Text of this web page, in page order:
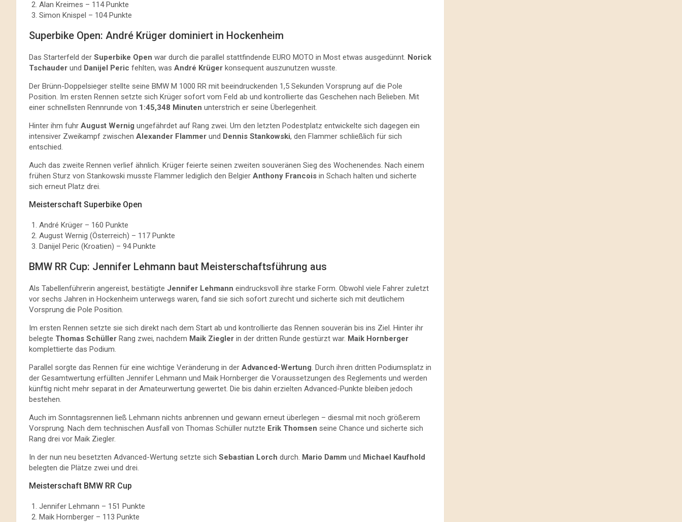
Alan Kreimes – 114 Punkte
Simon Knispel – 104 Punkte
Superbike Open: André Krüger dominiert in Hockenheim
Das Starterfeld der Superbike Open war durch die parallel stattfindende EURO MOTO in Most etwas ausgedünnt. Norick
Tschauder und Danijel Peric fehlten, was André Krüger konsequent auszunutzen wusste.
Der Brünn-Doppelsieger stellte seine BMW M 1000 RR mit beeindruckenden 1,5 Sekunden Vorsprung auf die Pole
Position. Im ersten Rennen setzte sich Krüger sofort vom Feld ab und kontrollierte das Geschehen nach Belieben. Mit
einer schnellsten Rennrunde von 1:45,348 Minuten unterstrich er seine Überlegenheit.
Hinter ihm fuhr August Wernig ungefährdet auf Rang zwei. Um den letzten Podestplatz entwickelte sich dagegen ein
intensiver Zweikampf zwischen Alexander Flammer und Dennis Stankowski, den Flammer schließlich für sich
entschied.
Auch das zweite Rennen verlief ähnlich. Krüger feierte seinen zweiten souveränen Sieg des Wochenendes. Nach einem
frühen Sturz von Stankowski musste Flammer lediglich den Belgier Anthony Francois in Schach halten und sicherte
sich erneut Platz drei.
Meisterschaft Superbike Open
André Krüger – 160 Punkte
August Wernig (Österreich) – 117 Punkte
Danijel Peric (Kroatien) – 94 Punkte
BMW RR Cup: Jennifer Lehmann baut Meisterschaftsführung aus
Als Tabellenführerin angereist, bestätigte Jennifer Lehmann eindrucksvoll ihre starke Form. Obwohl viele Fahrer zuletzt
vor sechs Jahren in Hockenheim unterwegs waren, fand sie sich sofort zurecht und sicherte sich mit deutlichem
Vorsprung die Pole Position.
Im ersten Rennen setzte sie sich direkt nach dem Start ab und kontrollierte das Rennen souverän bis ins Ziel. Hinter ihr
belegte Thomas Schüller Rang zwei, nachdem Maik Ziegler in der dritten Runde gestürzt war. Maik Hornberger
komplettierte das Podium.
Parallel sorgte das Rennen für eine wichtige Veränderung in der Advanced-Wertung . Durch ihren dritten Podiumsplatz in
der Gesamtwertung erfüllten Jennifer Lehmann und Maik Hornberger die Voraussetzungen des Reglements und werden
künftig nicht mehr separat in der Amateurwertung gewertet. Die bis dahin erzielten Advanced-Punkte bleiben jedoch
bestehen.
Auch im Sonntagsrennen ließ Lehmann nichts anbrennen und gewann erneut überlegen – diesmal mit noch größerem
Vorsprung. Nach dem technischen Ausfall von Thomas Schüller nutzte Erik Thomsen seine Chance und sicherte sich
Rang drei vor Maik Ziegler.
In der nun neu besetzten Advanced-Wertung setzte sich Sebastian Lorch durch. Mario Damm und Michael Kaufhold
belegten die Plätze zwei und drei.
Meisterschaft BMW RR Cup
Jennifer Lehmann – 151 Punkte
Maik Hornberger – 113 Punkte